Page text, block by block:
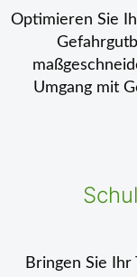
Optimieren Sie
Umgang mit
Bringen Sie